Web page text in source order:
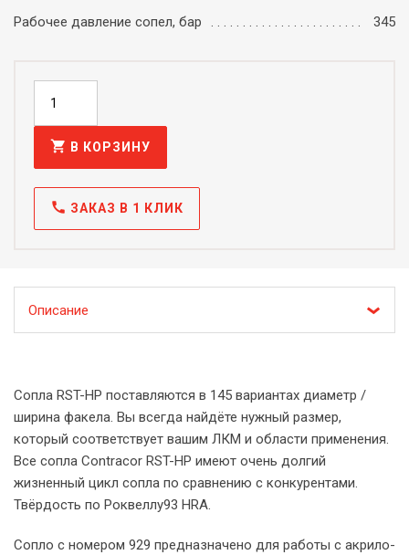
Рабочее давление сопел, бар
345
shopping_cart В КОРЗИНУ
call ЗАКАЗ В 1 КЛИК
Описание
Сопла RST-HP поставляются в 145 вариантах диаметр /
ширина факела. Вы всегда найдёте нужный размер,
который соответствует вашим ЛКМ и области применения.
Все сопла Contracor RST-HP имеют очень долгий
жизненный цикл сопла по сравнению с конкурентами.
Твёрдость по Роквеллу93 HRA.
Сопло с номером 929 предназначено для работы с акрило-